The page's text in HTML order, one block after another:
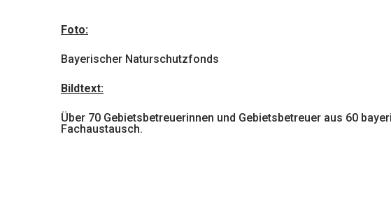
Foto:
Bayerischer Naturschutzfonds
Bildtext:
Über 70 Gebietsbetreuerinnen und Gebietsbetreuer aus 60
Fachaustausch.